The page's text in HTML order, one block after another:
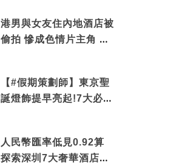
港男與女友住內地酒店被
偷拍 慘成色情片主角 鏡
【#假期策劃師】東京聖
誕燈飾提早亮起!7大必去
人民幣匯率低見0.92算
探索深圳7大奢華酒店體